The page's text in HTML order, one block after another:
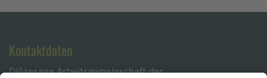
Kontaktdaten
Diözesane Arbeitsgemeinschaft der